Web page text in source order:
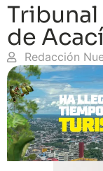
de
Redacción